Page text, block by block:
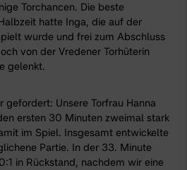
Torchancen. Die beste
hatte Inga, die auf der
wurde und frei zum Abschluss
von der Vredener Torhüterin
gelenkt.
gefordert: Unsere Torfrau Hanna
ersten 30 Minuten zweimal stark
im Spiel. Insgesamt entwickelte
Partie. In der 33. Minute
in Rückstand, nachdem wir eine